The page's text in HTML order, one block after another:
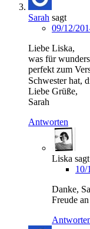
Sarah sagt
09/12/
Liebe Liska,
was für
perfekt zum
Schwester hat,
Liebe Grüße,
Sarah
Antworten
Liska sagt
10/
Danke,
Freude